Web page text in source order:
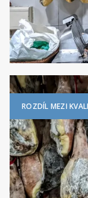
ROZDÍL MEZI